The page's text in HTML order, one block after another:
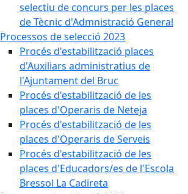
selectiu de concurs per les places
de Tècnic d'Admnistració General
Processos de selecció 2023
Procés d'estabilització places
d'Auxiliars administratius de
l'Ajuntament del Bruc
Procés d'estabilització de les
places d'Operaris de Neteja
Procés d'estabilització de les
places d'Operaris de Serveis
Procés d'estabilització de les
places d'Educadors/es de l'Escola
Bressol La Cadireta